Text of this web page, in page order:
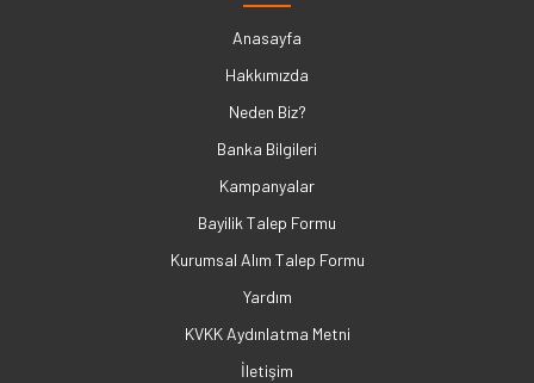
Anasayfa
Hakkımızda
Neden Biz?
Banka Bilgileri
Kampanyalar
Bayilik Talep Formu
Kurumsal Alım Talep Formu
Yardım
KVKK Aydınlatma Metni
İletişim